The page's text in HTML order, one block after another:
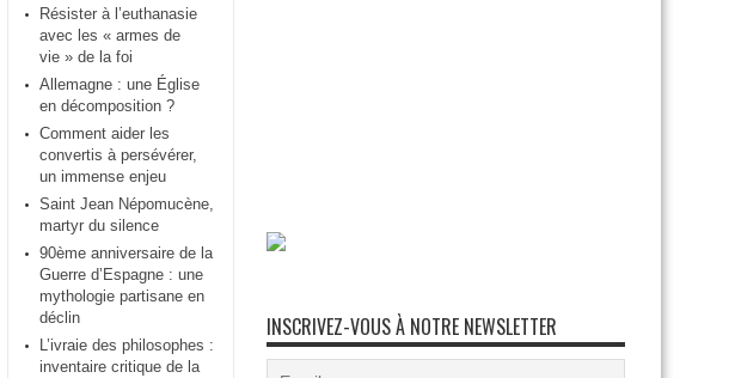
Résister à l’euthanasie
avec les « armes de
vie » de la foi
Allemagne : une Église
en décomposition ?
Comment aider les
convertis à persévérer,
un immense enjeu
Saint Jean Népomucène,
martyr du silence
90ème anniversaire de la
Guerre d’Espagne : une
mythologie partisane en
déclin
L’ivraie des philosophes :
inventaire critique de la
INSCRIVEZ-VOUS À NOTRE NEWSLETTER